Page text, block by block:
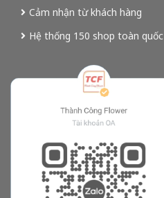
Cảm nhận từ khách hàng
Hệ thống 150 shop toàn quốc